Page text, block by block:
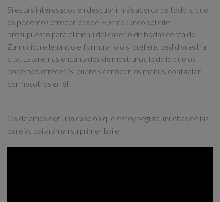
Si estáis interesados en descubrir más acerca de todo lo que
os podemos ofrecer, desde Horma Ondo solicite
presupuesto para el menú del caserio de bodas cerca de
Zamudio, rellenando el formulario o si preferís pedid vuestra
cita. Estaremos encantados de mostraros todo lo que os
podemos ofrecer. Si queréis conocer los menús, contactar
con nosotros en él
Os dejamos con una canción que estoy segura, muchas de las
parejas bailarán en su primer baile.